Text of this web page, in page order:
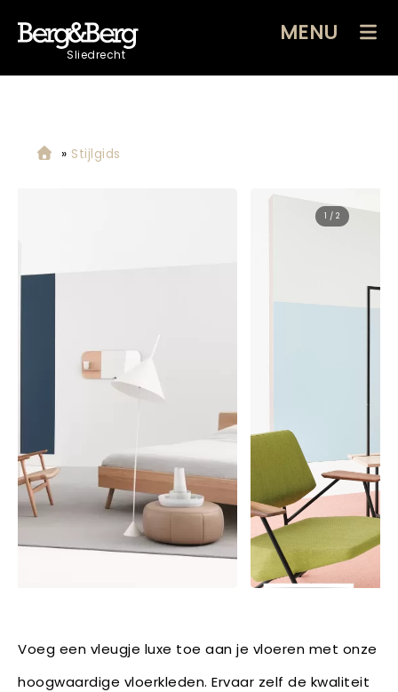
Sliedrecht
MENU
» Stijlgids
2 / 2
Voeg een vleugje luxe toe aan je vloeren met onze
hoogwaardige vloerkleden. Ervaar zelf de kwaliteit